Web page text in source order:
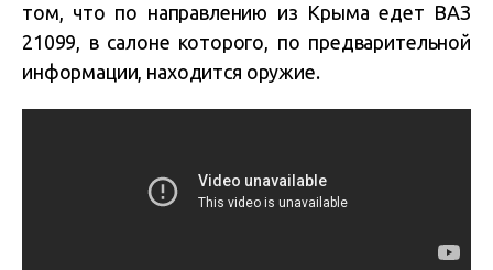
том, что по направлению из Крыма едет ВАЗ
21099, в салоне которого, по предварительной
информации, находится оружие.